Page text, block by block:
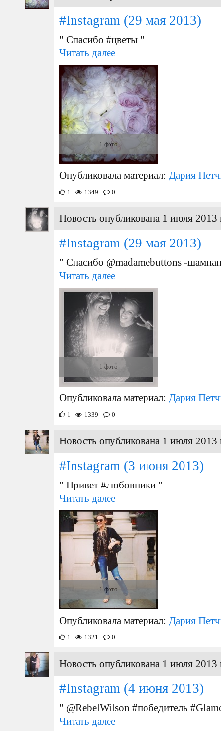
#Instagram (29 мая 2013)
" Спасибо #цветы "
Читать далее
1 фото
Опубликовала материал: Дария
1 1349 0
Новость опубликована 1 июля 2013
#Instagram (29 мая 2013)
" Cпасибо @madamebuttons -
Читать далее
1 фото
Опубликовала материал: Дария
1 1339 0
Новость опубликована 1 июля 2013
#Instagram (3 июня 2013)
" Привет #любовники "
Читать далее
1 фото
Опубликовала материал: Дария
1 1321 0
Новость опубликована 1 июля 2013
#Instagram (4 июня 2013)
" @RebelWilson #победитель
Читать далее